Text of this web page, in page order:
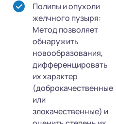
Полипы и опухоли
желчного пузыря:
Метод позволяет
обнаружить
новообразования,
дифференцировать
их характер
(доброкачественные
или
злокачественные) и